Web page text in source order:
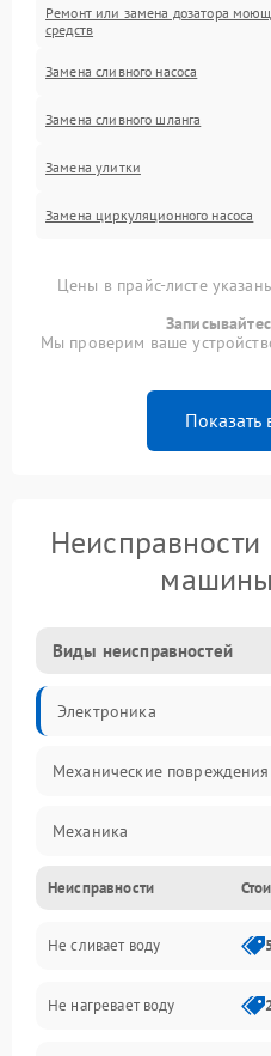
Ремонт или замена дозатора
средств
Замена сливного насоса
Замена сливного шланга
Замена улитки
Замена циркуляционного насоса
Цены в прайс-листе
Мы проверим ваше
Показать
Виды неисправностей
Электроника
Механические повреждения
Механика
Управление
Электропитание
Датчики
Неисправности
Не сливает воду
Не нагревает воду